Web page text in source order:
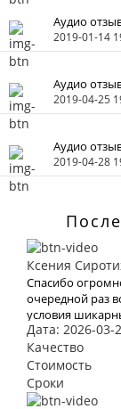
Аудио
2019-01-14
Аудио
2019-04-25
Аудио
2019-04-28
Ксения
Спасибо
очередной раз
условия
Дата: 2026-03-
Качество
Стоимость
Сроки